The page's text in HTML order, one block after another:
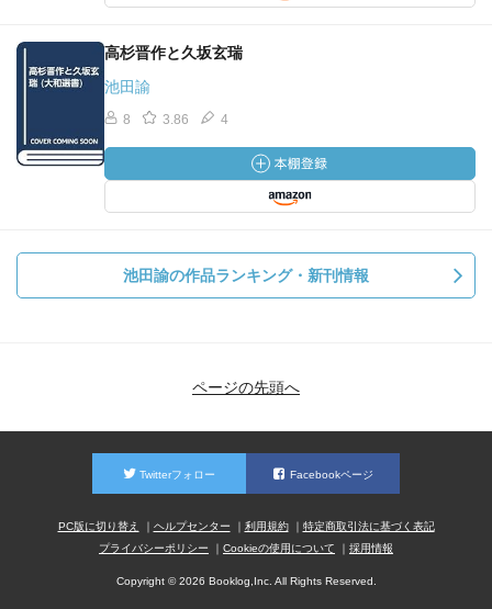
高杉晋作と久坂玄瑞
池田諭
8 3.86 4
池田諭の作品ランキング・新刊情報
ページの先頭へ
Twitterフォロー Facebookページ
PC版に切り替え ヘルプセンター 利用規約
特定商取引法に基づく表記
プライバシーポリシー
Cookieの使用について 採用情報
Copyright © 2026 Booklog,Inc. All Rights Reserved.